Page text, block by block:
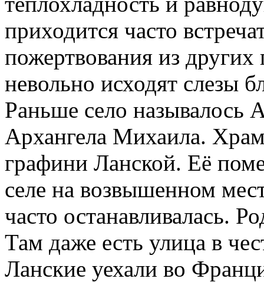
приходится часто
пожертвования из других
невольно исходят слезы
Раньше село называлось
Архангела Михаила.
графини Ланской. Её
селе на возвышенном
часто останавливалась.
Там даже есть улица в
Ланские уехали во